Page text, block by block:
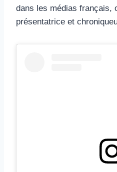
dans les médias français,
présentatrice et